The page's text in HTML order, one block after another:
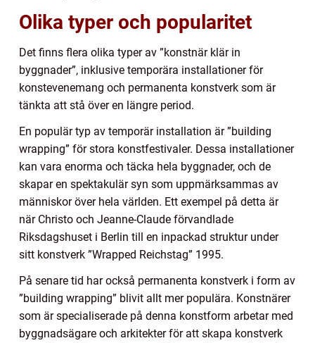
Olika typer och popularitet
Det finns flera olika typer av ”konstnär klär in
byggnader”, inklusive temporära installationer för
konstevenemang och permanenta konstverk som är
tänkta att stå över en längre period.
En populär typ av temporär installation är ”building
wrapping” för stora konstfestivaler. Dessa installationer
kan vara enorma och täcka hela byggnader, och de
skapar en spektakulär syn som uppmärksammas av
människor över hela världen. Ett exempel på detta är
när Christo och Jeanne-Claude förvandlade
Riksdagshuset i Berlin till en inpackad struktur under
sitt konstverk ”Wrapped Reichstag” 1995.
På senare tid har också permanenta konstverk i form av
”building wrapping” blivit allt mer populära. Konstnärer
som är specialiserade på denna konstform arbetar med
byggnadsägare och arkitekter för att skapa konstverk